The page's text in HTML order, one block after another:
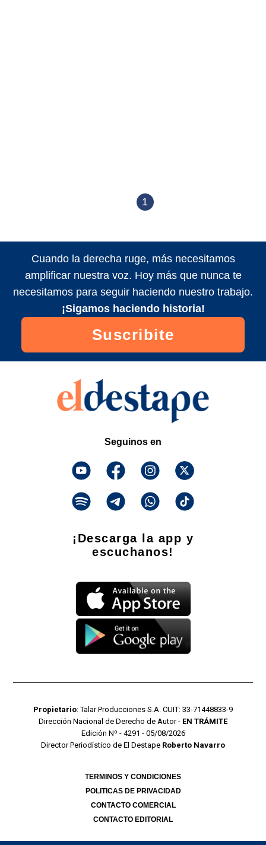
1
Cuando la derecha ruge, más necesitamos
amplificar nuestra voz. Hoy más que nunca te
necesitamos para seguir haciendo nuestro trabajo.
¡Sigamos haciendo historia!
Suscribite
Seguinos en
¡Descarga la app y
escuchanos!
Propietario: Talar Producciones S.A. CUIT: 33-71448833-9
Dirección Nacional de Derecho de Autor - EN TRÁMITE
Edición Nº - 4291 - 05/08/2026
Director Periodístico de El Destape Roberto Navarro
TERMINOS Y CONDICIONES
POLITICAS DE PRIVACIDAD
CONTACTO COMERCIAL
CONTACTO EDITORIAL